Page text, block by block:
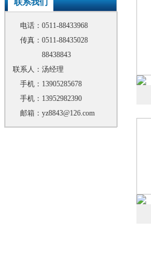
联系我们
电话： 0511-88433968
传真： 0511-88435028
88438843
联系人： 汤经理
手机： 13905285678
手机： 13952982390
邮箱： yz8843@126.com